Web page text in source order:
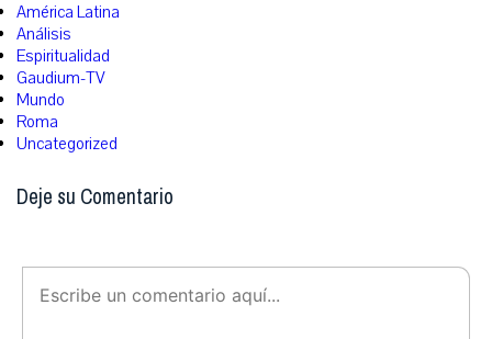
América Latina
Análisis
Espiritualidad
Gaudium-TV
Mundo
Roma
Uncategorized
Deje su Comentario